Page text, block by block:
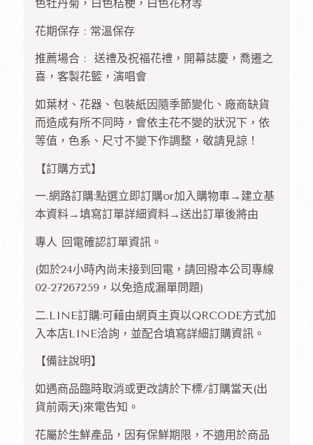
色牡丹菊，白色桔梗，白色花材等
花期保存 : 常溫保存
推薦場合 : 送禮及祝福花禮，開幕誌慶，喬遷之
喜，客製花籃，演唱會
如葉材、花器、包裝紙因隨季節變化、廠商缺貨
而造成有所不同時，會依主花不變的狀況下，依
等值，色系、尺寸不變下作調整，敬請見諒！
【訂購方式】
一.網路訂購:點選立即訂購or加入購物車→建立基
本資料→填寫訂單詳細資料→送出訂單後將由
專人 回電確認訂單資訊。
(如於24小時內尚未接到回電，請回撥本公司專線
02-27267259，以免造成漏單問題)
二.LINE訂購:可藉由網頁主頁以QRCODE方式加
入本店LINE洽詢，並配合填寫詳細訂購資訊。
【備註說明】
如遇商品臨時取消或更改請於下標/訂購當天(出
貨前兩天)來電告知。
花屬於生鮮產品，因有保鮮期限，不適用於商品